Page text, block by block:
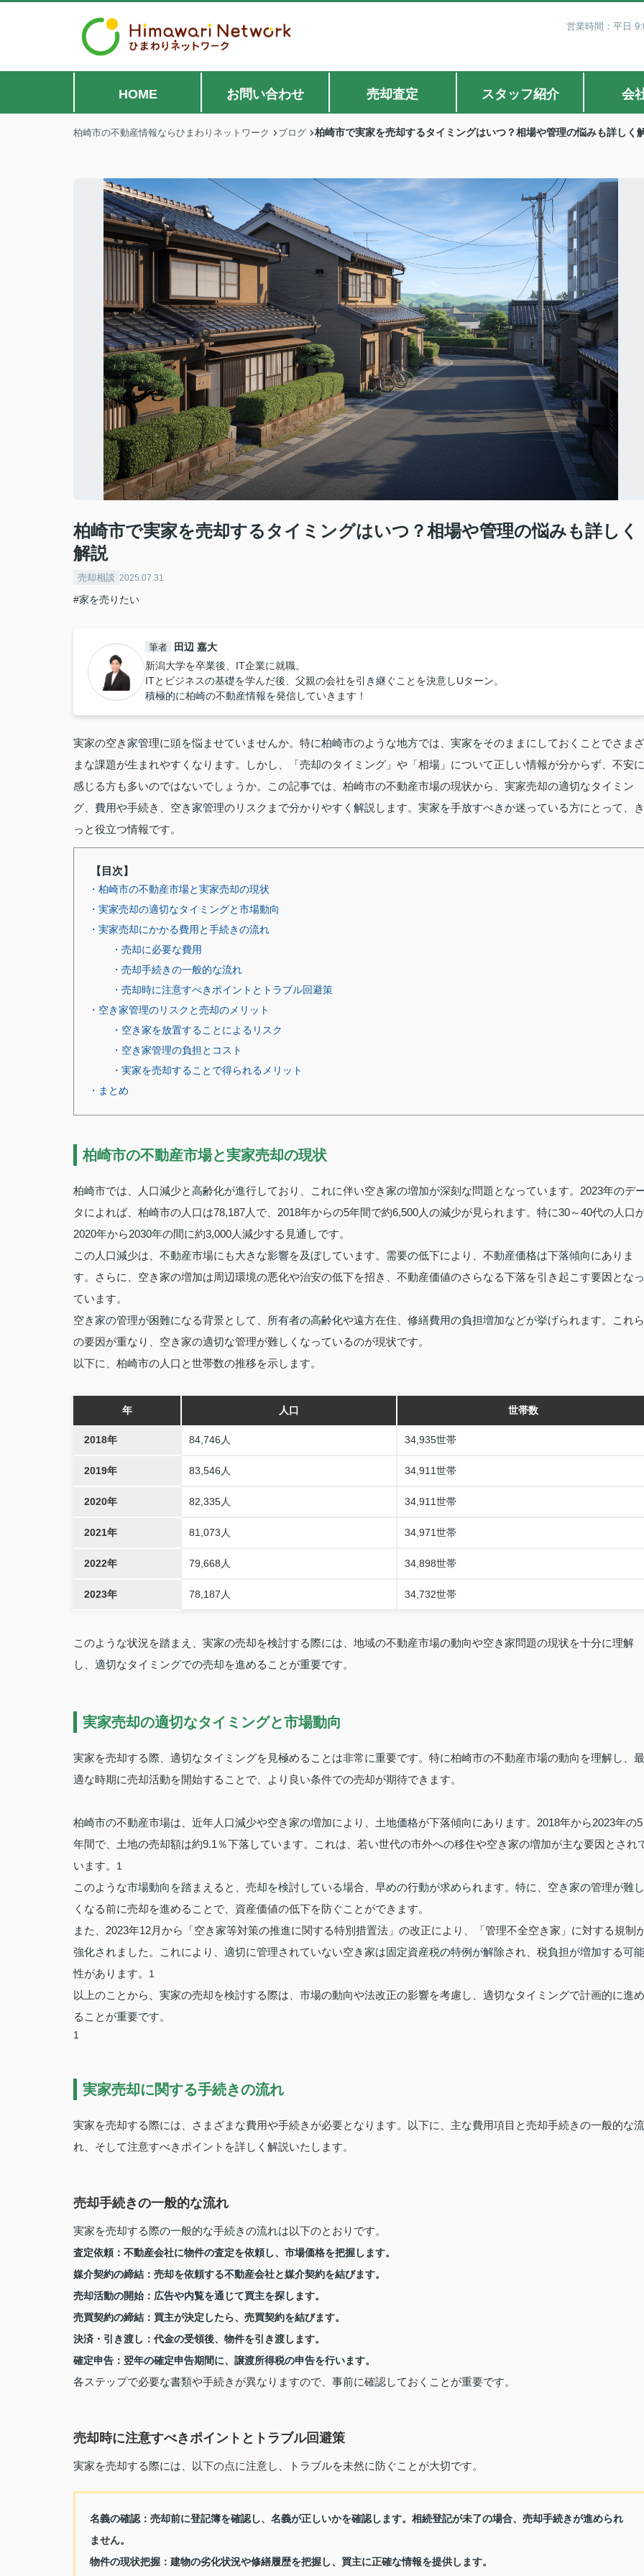
営業時間：平日
HOME お問い合わせ 売却査定 スタッフ紹介 会
柏崎市の不動産情報ならひまわりネットワーク ブログ 柏崎市で実家を売却するタイミングはいつ？相場や管理の悩みも詳しく
柏崎市で実家を売却するタイミングはいつ？相場や管理の悩みも詳しく
解説
売却相談 2025.07.31
#家を売りたい
筆者
田辺 嘉大
新潟大学を卒業後、IT企業に就職。
ITとビジネスの基礎を学んだ後、父親の会社を引き継ぐことを決意しUターン。
積極的に柏崎の不動産情報を発信していきます！
実家の空き家管理に頭を悩ませていませんか。特に柏崎市のような地方では、実家をそのままにしておくことでさまざ
まな課題が生まれやすくなります。しかし、「売却のタイミング」や「相場」について正しい情報が分からず、不安に
感じる方も多いのではないでしょうか。この記事では、柏崎市の不動産市場の現状から、実家売却の適切なタイミン
グ、費用や手続き、空き家管理のリスクまで分かりやすく解説します。実家を手放すべきか迷っている方にとって、き
っと役立つ情報です。
【目次】
・柏崎市の不動産市場と実家売却の現状
・実家売却の適切なタイミングと市場動向
・実家売却にかかる費用と手続きの流れ
・売却に必要な費用
・売却手続きの一般的な流れ
・売却時に注意すべきポイントとトラブル回避策
・空き家管理のリスクと売却のメリット
・空き家を放置することによるリスク
・空き家管理の負担とコスト
・実家を売却することで得られるメリット
・まとめ
柏崎市の不動産市場と実家売却の現状
柏崎市では、人口減少と高齢化が進行しており、これに伴い空き家の増加が深刻な問題となっています。2023年のデ
タによれば、柏崎市の人口は78,187人で、2018年からの5年間で約6,500人の減少が見られます。特に30～40代の人口
2020年から2030年の間に約3,000人減少する見通しです。
この人口減少は、不動産市場にも大きな影響を及ぼしています。需要の低下により、不動産価格は下落傾向にありま
す。さらに、空き家の増加は周辺環境の悪化や治安の低下を招き、不動産価値のさらなる下落を引き起こす要因となっ
ています。
空き家の管理が困難になる背景として、所有者の高齢化や遠方在住、修繕費用の負担増加などが挙げられます。これら
の要因が重なり、空き家の適切な管理が難しくなっているのが現状です。
以下に、柏崎市の人口と世帯数の推移を示します。
年 人口 世帯数
2018年 84,746人 34,935世帯
2019年 83,546人 34,911世帯
2020年 82,335人 34,911世帯
2021年 81,073人 34,971世帯
2022年 79,668人 34,898世帯
2023年 78,187人 34,732世帯
このような状況を踏まえ、実家の売却を検討する際には、地域の不動産市場の動向や空き家問題の現状を十分に理解
し、適切なタイミングでの売却を進めることが重要です。
実家売却の適切なタイミングと市場動向
実家を売却する際、適切なタイミングを見極めることは非常に重要です。特に柏崎市の不動産市場の動向を理解し、最
適な時期に売却活動を開始することで、より良い条件での売却が期待できます。
柏崎市の不動産市場は、近年人口減少や空き家の増加により、土地価格が下落傾向にあります。2018年から2023年の5
年間で、土地の売却額は約9.1％下落しています。これは、若い世代の市外への移住や空き家の増加が主な要因とされ
います。 1
このような市場動向を踏まえると、売却を検討している場合、早めの行動が求められます。特に、空き家の管理が難し
くなる前に売却を進めることで、資産価値の低下を防ぐことができます。
また、2023年12月から「空き家等対策の推進に関する特別措置法」の改正により、「管理不全空き家」に対する規制
強化されました。これにより、適切に管理されていない空き家は固定資産税の特例が解除され、税負担が増加する可能
性があります。 1
以上のことから、実家の売却を検討する際は、市場の動向や法改正の影響を考慮し、適切なタイミングで計画的に進め
ることが重要です。
1
実家売却に関する手続きの流れ
実家を売却する際には、さまざまな費用や手続きが必要となります。以下に、主な費用項目と売却手続きの一般的な流
れ、そして注意すべきポイントを詳しく解説いたします。
売却手続きの一般的な流れ
実家を売却する際の一般的な手続きの流れは以下のとおりです。
査定依頼 ：不動産会社に物件の査定を依頼し、市場価格を把握します。
媒介契約の締結 ：売却を依頼する不動産会社と媒介契約を結びます。
売却活動の開始 ：広告や内覧を通じて買主を探します。
売買契約の締結 ：買主が決定したら、売買契約を結びます。
決済・引き渡し ：代金の受領後、物件を引き渡します。
確定申告 ：翌年の確定申告期間に、譲渡所得税の申告を行います。
各ステップで必要な書類や手続きが異なりますので、事前に確認しておくことが重要です。
売却時に注意すべきポイントとトラブル回避策
実家を売却する際には、以下の点に注意し、トラブルを未然に防ぐことが大切です。
名義の確認 ：売却前に登記簿を確認し、名義が正しいかを確認します。相続登記が未了の場合、売却手続きが進められ
ません。
物件の現状把握 ：建物の劣化状況や修繕履歴を把握し、買主に正確な情報を提供します。